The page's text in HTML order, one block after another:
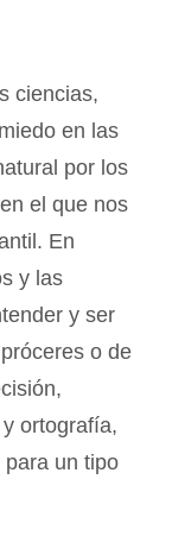
ciencias,
en las
por los
el que nos
En
y las
y ser
o de
ortografía,
un tipo